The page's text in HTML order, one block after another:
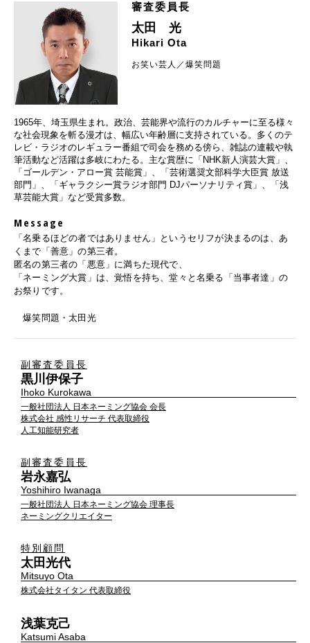
審査委員長
太田 光
Hikari Ota
お笑い芸人／爆笑問題
1965年、埼玉県生まれ。政治、芸能界や流行のカルチャーに至る様々
な社会現象を斬る漫才は、幅広い年齢層に支持されている。多くのテ
レビ・ラジオのレギュラー番組で司会を務める傍ら、雑誌の連載や執
筆活動など活躍は多岐にわたる。主な賞歴に「NHK新人演芸大賞」、
「ゴールデン・アロー賞 芸能賞」、「芸術選奨文部科学大臣賞 放送
部門」、「ギャラクシー賞ラジオ部門 DJパーソナリティ賞」、「浅
草芸能大賞」など受賞多数。
Message
「名乗るほどの者ではありません」というセリフが決まるのは、あ
くまで「善意」の第三者。
匿名の第三者の「悪意」に満ちた現代で、
「ネーミング大賞」は、覚悟を持ち、堂々と名乗る「当事者達」の
お祭りです。
爆笑問題・太田光
副審査委員長
黒川伊保子
Ihoko Kurokawa
一般社団法人 日本ネーミング協会 会⻑
株式会社 感性リサーチ 代表取締役
人工知能研究者
副審査委員長
岩永嘉弘
Yoshihiro Iwanaga
一般社団法人 日本ネーミング協会 理事長
ネーミングクリエイター
特別顧問
太田光代
Mitsuyo Ota
株式会社タイタン 代表取締役
浅葉克己
Katsumi Asaba